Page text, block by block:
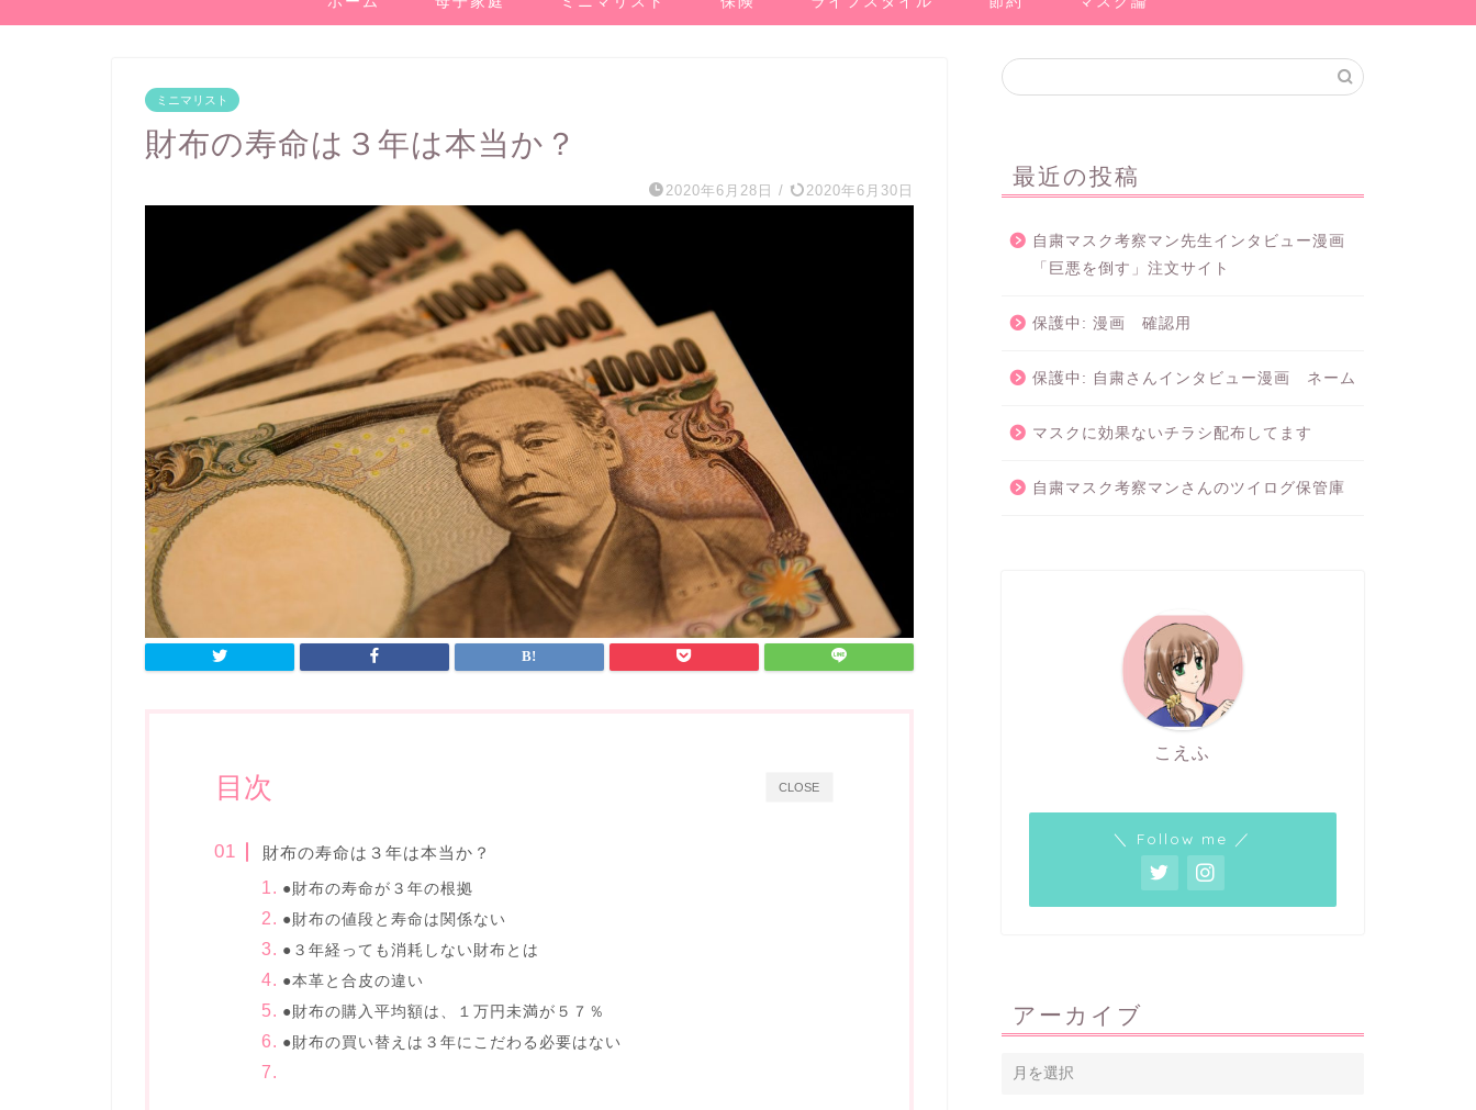
ミニマリスト
財布の寿命は３年は本当か？
2020年6月28日 / 2020年6月30日
CLOSE
目次
財布の寿命は３年は本当か？
●財布の寿命が３年の根拠
●財布の値段と寿命は関係ない
●３年経っても消耗しない財布とは
●本革と合皮の違い
●財布の購入平均額は、１万円未満が５７％
●財布の買い替えは３年にこだわる必要はない
最近の投稿
自粛マスク考察マン先生インタビュー漫画
「巨悪を倒す」注文サイト
保護中: 漫画 確認用
保護中: 自粛さんインタビュー漫画 ネーム
マスクに効果ないチラシ配布してます
自粛マスク考察マンさんのツイログ保管庫
こえふ
＼ Follow me ／
アーカイブ